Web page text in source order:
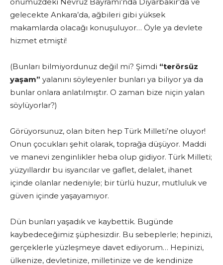
gelecekte Ankara’da, ağbileri gibi yüksek
makamlarda olacağı konuşuluyor… Öyle ya devlete
hizmet etmişti!
(Bunları bilmiyordunuz değil mi? Şimdi “terörsüz
yaşam” yalanını söyleyenler bunları ya biliyor ya da
bunlar onlara anlatılmıştır. O zaman bize niçin yalan
söylüyorlar?)
Görüyorsunuz, olan biten hep Türk Milleti’ne oluyor!
Onun çocukları şehit olarak, toprağa düşüyor. Maddi
ve manevi zenginlikler heba olup gidiyor. Türk Milleti;
yüzyıllardır bu isyancılar ve gaflet, delalet, ihanet
içinde olanlar nedeniyle; bir türlü huzur, mutluluk ve
güven içinde yaşayamıyor.
Dün bunları yaşadık ve kaybettik. Bugünde
kaybedeceğimiz şüphesizdir. Bu sebeplerle; hepinizi,
gerçeklerle yüzleşmeye davet ediyorum… Hepinizi,
ülkenize, devletinize, milletinize ve de kendinize